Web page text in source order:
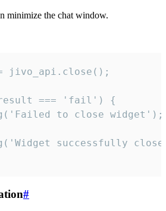
minimize the chat window.
jivo_api.close();
=== 'fail') {
to close widget');
successfully
#